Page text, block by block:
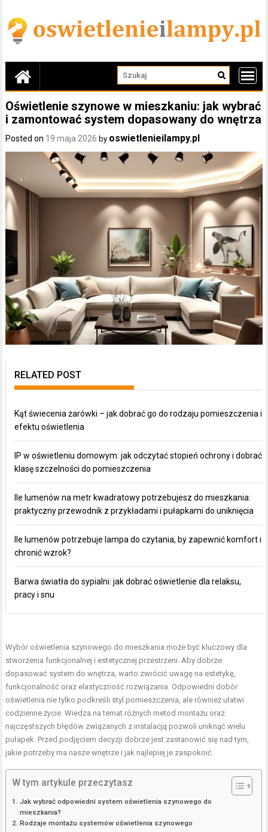
content
Oświetlenie szynowe w mieszkaniu: jak wybrać
i zamontować system dopasowany do wnętrza
Posted on 19 maja 2026 by oswietlenieilampy.pl
RELATED POST
Kąt świecenia żarówki – jak dobrać go do rodzaju pomieszczenia i
efektu oświetlenia
IP w oświetleniu domowym: jak odczytać stopień ochrony i dobrać
klasę szczelności do pomieszczenia
Ile lumenów na metr kwadratowy potrzebujesz do mieszkania:
praktyczny przewodnik z przykładami i pułapkami do uniknięcia
Ile lumenów potrzebuje lampa do czytania, by zapewnić komfort i
chronić wzrok?
Barwa światła do sypialni: jak dobrać oświetlenie dla relaksu,
pracy i snu
Wybór oświetlenia szynowego do mieszkania może być kluczowy dla
stworzenia funkcjonalnej i estetycznej przestrzeni. Aby dobrze
dopasować system do wnętrza, warto zwrócić uwagę na estetykę,
funkcjonalność oraz elastyczność rozwiązania. Odpowiedni dobór
oświetlenia nie tylko podkreśli styl pomieszczenia, ale również ułatwi
codzienne życie. Wiedza na temat różnych metod montażu oraz
najczęstszych błędów związanych z instalacją pozwoli uniknąć wielu
pułapek. Przed podjęciem decyzji dobrze jest zastanowić się nad tym,
jakie potrzeby ma nasze wnętrze i jak najlepiej je zaspokoić.
W tym artykule przeczytasz
Jak wybrać odpowiedni system oświetlenia szynowego do
mieszkania?
Rodzaje montażu systemów oświetlenia szynowego